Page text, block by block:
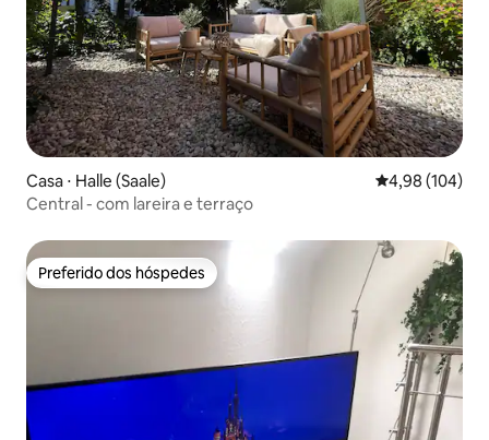
Casa ⋅ Halle (Saale) 4,98 de uma
4,98 (104)
Central - com lareira e terraço
Preferido dos hóspedes
Preferido dos hóspedes